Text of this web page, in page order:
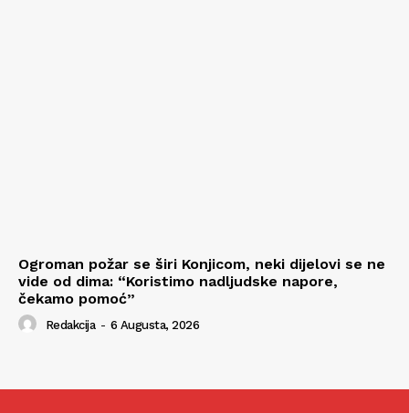
Ogroman požar se širi Konjicom, neki dijelovi se ne
vide od dima: “Koristimo nadljudske napore,
čekamo pomoć”
Redakcija - 6 Augusta, 2026